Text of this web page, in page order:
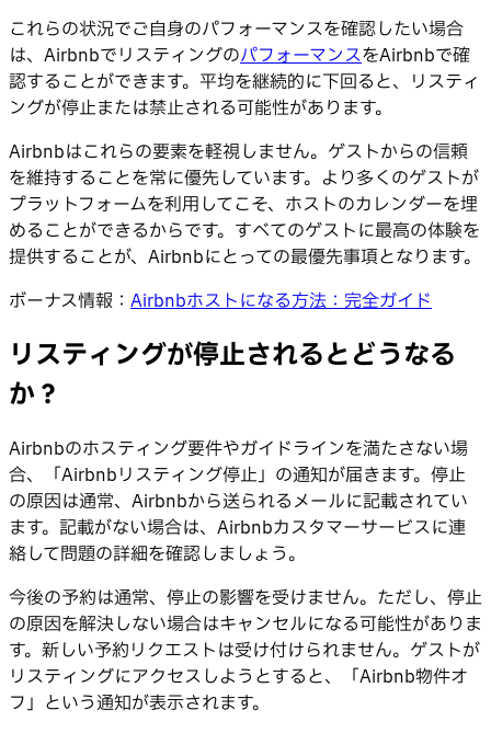
これらの状況でご自身のパフォーマンスを確認したい場合
は、AirbnbでリスティングのパフォーマンスをAirbnbで確
認することができます。平均を継続的に下回ると、リスティ
ングが停止または禁止される可能性があります。
Airbnbはこれらの要素を軽視しません。ゲストからの信頼
を維持することを常に優先しています。より多くのゲストが
プラットフォームを利用してこそ、ホストのカレンダーを埋
めることができるからです。すべてのゲストに最高の体験を
提供することが、Airbnbにとっての最優先事項となります。
ボーナス情報： Airbnbホストになる方法：完全ガイド
リスティングが停止されるとどうなる
か？
Airbnbのホスティング要件やガイドラインを満たさない場
合、「Airbnbリスティング停止」の通知が届きます。停止
の原因は通常、Airbnbから送られるメールに記載されてい
ます。記載がない場合は、Airbnbカスタマーサービスに連
絡して問題の詳細を確認しましょう。
今後の予約は通常、停止の影響を受けません。ただし、停止
の原因を解決しない場合はキャンセルになる可能性がありま
す。新しい予約リクエストは受け付けられません。ゲストが
リスティングにアクセスしようとすると、「Airbnb物件オ
フ」という通知が表示されます。